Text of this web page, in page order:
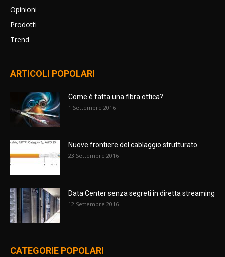
Opinioni
Prodotti
Trend
ARTICOLI POPOLARI
Come è fatta una fibra ottica?
1 Settembre 2016
Nuove frontiere del cablaggio strutturato
23 Settembre 2016
Data Center senza segreti in diretta streaming
12 Settembre 2016
CATEGORIE POPOLARI